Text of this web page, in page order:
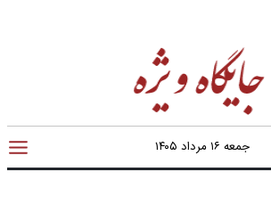
جمعه ۱۶ مرداد ۱۴۰۵